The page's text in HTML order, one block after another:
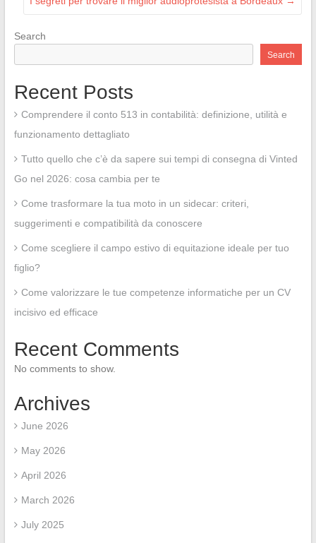
Search
Search
Recent Posts
Comprendere il conto 513 in contabilità: definizione, utilità e
funzionamento dettagliato
Tutto quello che c’è da sapere sui tempi di consegna di Vinted
Go nel 2026: cosa cambia per te
Come trasformare la tua moto in un sidecar: criteri,
suggerimenti e compatibilità da conoscere
Come scegliere il campo estivo di equitazione ideale per tuo
figlio?
Come valorizzare le tue competenze informatiche per un CV
incisivo ed efficace
Recent Comments
No comments to show.
Archives
June 2026
May 2026
April 2026
March 2026
July 2025